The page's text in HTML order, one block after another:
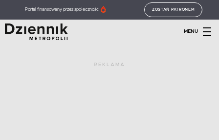
Portal finansowany przez społeczność ZOSTAŃ PATRONEM
MENU
REKLAMA